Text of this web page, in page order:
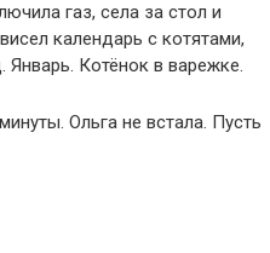
газ, села за стол и
календарь с котятами,
Котёнок в варежке.
Ольга не встала. Пусть